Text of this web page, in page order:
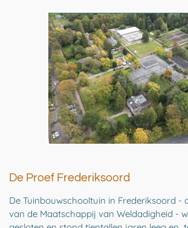
De Proef Frederiksoord
De Tuinbouwschooltuin in Frederiksoord -
van de Maatschappij van Weldadigheid -